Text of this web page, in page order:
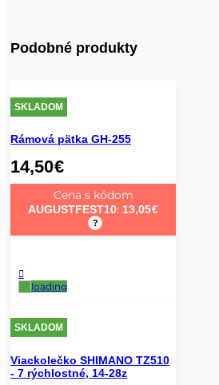
Podobné produkty
SKLADOM
Rámová pätka GH-255
14,50€
Cena s kódom
AUGUSTFEST10: 13,05€
?
SKLADOM
Viackolečko SHIMANO TZ510
- 7 rýchlostné, 14-28z